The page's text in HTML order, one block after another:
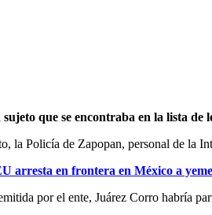
que se encontraba en la lista
la Policía de Zapopan, personal de la
arresta en frontera en México a
por el ente, Juárez Corro habría